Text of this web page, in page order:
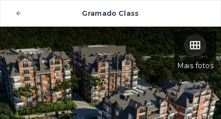
Gramado Class
Mais fotos